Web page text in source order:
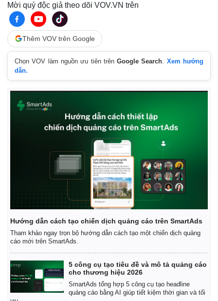
Mời quý độc giả theo dõi VOV.VN trên
Thêm VOV trên Google
Chọn VOV làm nguồn ưu tiên trênGoogle Search
Xem hướng
dẫn.
Hướng dẫn cách tạo chiến dịch quảng cáo trên SmartAds
Tham khảo ngay trọn bộ hướng dẫn cách tạo một chiến dịch quảng
cáo mới trên SmartAds.
5 công cụ tạo tiêu đề và mô tả quảng cáo
cho thương hiệu 2026
SmartAds tổng hợp 5 công cụ tạo headline
quảng cáo bằng AI giúp tiết kiệm thời gian và tối